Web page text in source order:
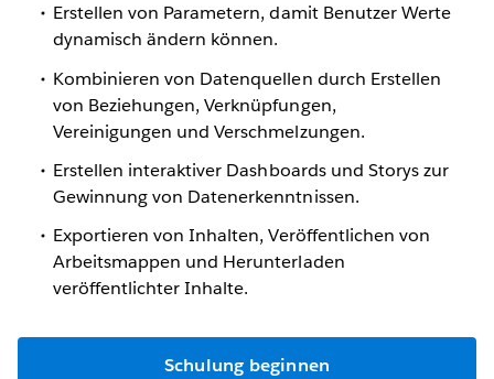
Erstellen von Parametern, damit Benutzer Werte
dynamisch ändern können.
Kombinieren von Datenquellen durch Erstellen
von Beziehungen, Verknüpfungen,
Vereinigungen und Verschmelzungen.
Erstellen interaktiver Dashboards und Storys zur
Gewinnung von Datenerkenntnissen.
Exportieren von Inhalten, Veröffentlichen von
Arbeitsmappen und Herunterladen
veröffentlichter Inhalte.
Schulung beginnen